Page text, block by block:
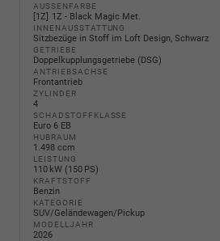
AUSSENFARBE
1Z 1Z - Black Magic Met.
INNENAUSSTATTUNG
Sitzbezüge in Stoff im Loft Design, Schwarz
GETRIEBE
Doppelkupplungsgetriebe (DSG)
ANTRIEBSACHSE
Frontantrieb
ZYLINDER
4
SCHADSTOFFKLASSE
Euro 6 EB
HUBRAUM
1.498 ccm
LEISTUNG
110 kW (150 PS)
KRAFTSTOFF
Benzin
KATEGORIE
SUV/Geländewagen/Pickup
MODELLJAHR
2026